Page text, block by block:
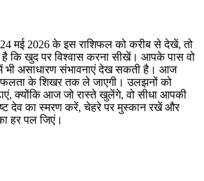
24 मई 2026 के इस राशिफल को करीब से देखें, तो
कि खुद पर विश्वास करना सीखें। आपके पास वो
भी असाधारण संभावनाएं देख सकती है। आज
के शिखर तक ले जाएगी। उलझनों को
क्योंकि आज जो रास्ते खुलेंगे, वो सीधा आपकी
देव का स्मरण करें, चेहरे पर मुस्कान रखें और
हर पल जिएं।